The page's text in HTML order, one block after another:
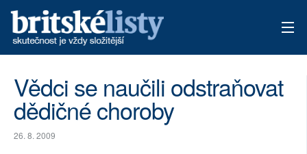
ARCHIV
TÉMATA
Vědci se naučili odstraňovat
dědičné choroby
26. 8. 2009